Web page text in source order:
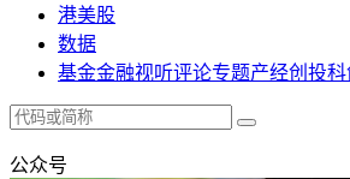
港美股
数据
基金金融视听评论专题产经创投科
公众号